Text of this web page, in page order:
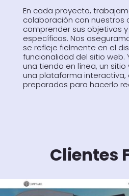
En cada proyecto,
colaboración con nuestros
comprender sus objetivos
específicas. Nos
se refleje fielmente en el
funcionalidad del sitio web.
una tienda en línea, un
una plataforma interactiva,
preparados para hacerlo
Clientes